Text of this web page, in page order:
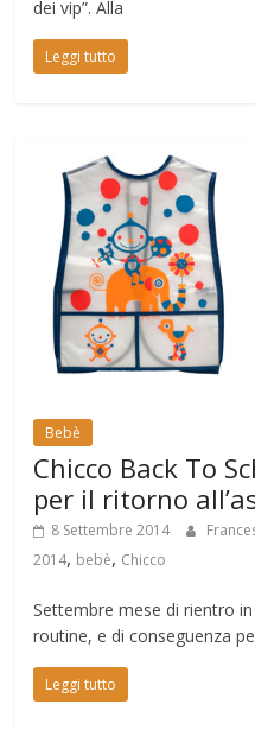
dei vip”. Alla
Leggi tutto
Bebè
Chicco Back To
per il ritorno
8 Settembre 2014
2014, bebè, Chicco
Settembre mese di rientro
routine, e di conseguenza
Leggi tutto